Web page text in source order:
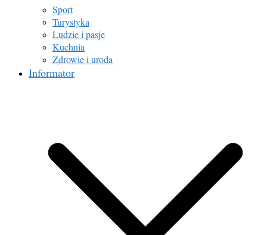
Sport
Turystyka
Ludzie i pasje
Kuchnia
Zdrowie i uroda
Informator